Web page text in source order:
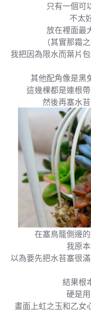
只有一個可
不太
放在裡面最
（其實那霜
我把因為限水而葉片
其他配角像是黑
這幾棵都是連根
然後再塞水
在塞鳥籠側邊
我原
以為要先把水苔塞很
結果根
硬是
畫面上虹之玉和乙女